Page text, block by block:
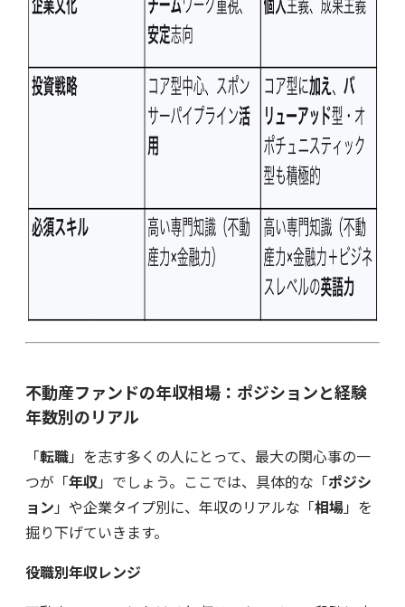
不動産ファンドの年収相場：ポジションと経験
年数別のリアル
「転職」を志す多くの人にとって、最大の関心事の一
つが「年収」でしょう。ここでは、具体的な「ポジシ
ョン」や企業タイプ別に、年収のリアルな「相場」を
掘り下げていきます。
役職別年収レンジ